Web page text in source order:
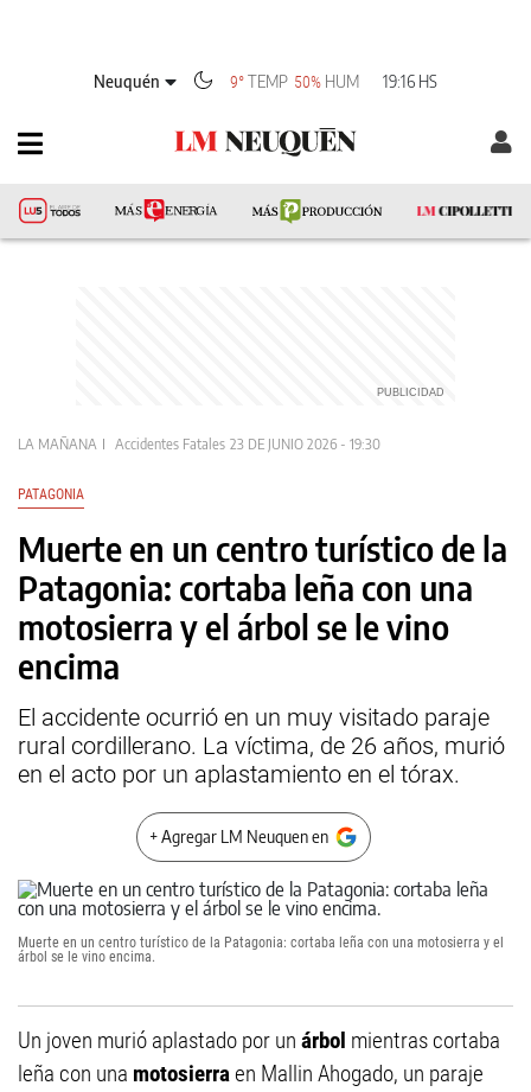
Neuquén 9°TEMP 50% HUM 19:16 HS
LA MAÑANA Accidentes Fatales 23 DE JUNIO 2026 - 19:30
PATAGONIA
Muerte en un centro turístico de la
Patagonia: cortaba leña con una
motosierra y el árbol se le vino
encima
El accidente ocurrió en un muy visitado paraje
rural cordillerano. La víctima, de 26 años, murió
en el acto por un aplastamiento en el tórax.
+ Agregar LM Neuquen en
Muerte en un centro turístico de la Patagonia: cortaba leña con una motosierra y el
árbol se le vino encima.
Un joven murió aplastado por un árbol mientras cortaba
leña con una motosierraen Mallin Ahogado, un paraje